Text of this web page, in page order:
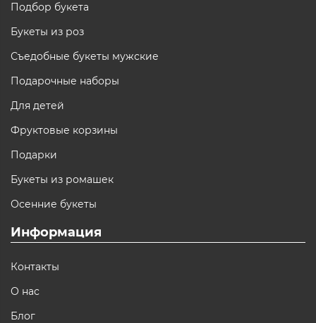
Подбор букета
Букеты из роз
Съедобные букеты мужские
Подарочные наборы
Для детей
Фруктовые корзины
Подарки
Букеты из ромашек
Осенние букеты
Информация
Контакты
О нас
Блог